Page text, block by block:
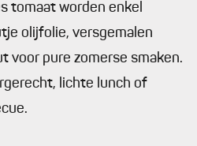
tomaat worden enkel
olijfolie, versgemalen
voor pure zomerse smaken.
lichte lunch of